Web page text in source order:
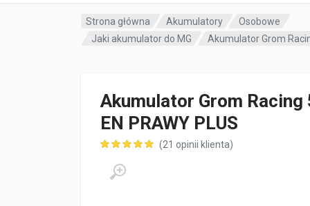
Strona główna Akumulatory
Osobowe
Jaki akumulator do MG
Akumulator Grom
Akumulator Grom Racing
EN PRAWY PLUS
ocen klientów
(21 opinii klienta)